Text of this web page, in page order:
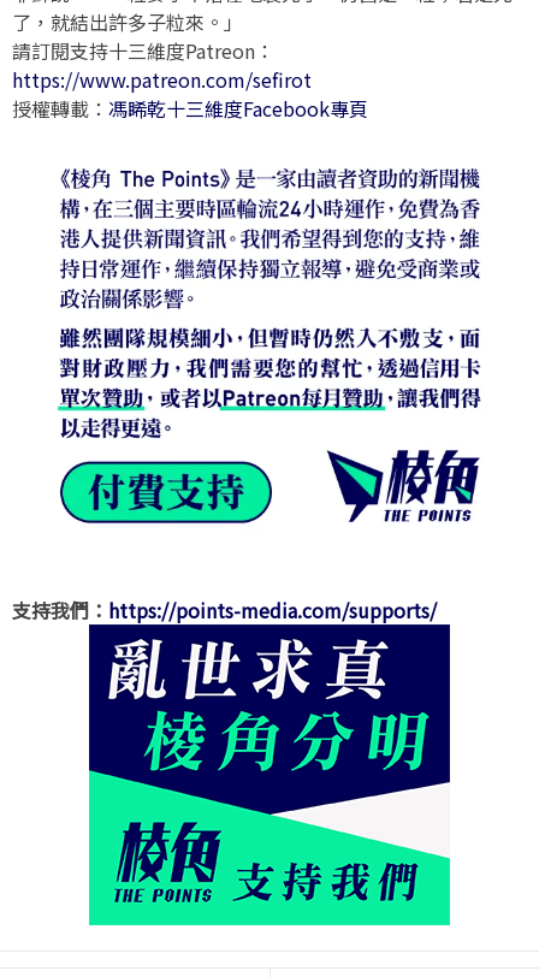
了，就結出許多子粒來。」
請訂閱支持十三維度Patreon：
https://www.patreon.com/sefirot
授權轉載： 馮睎乾十三維度Facebook專頁
支持我們： https://points-media.com/supports/